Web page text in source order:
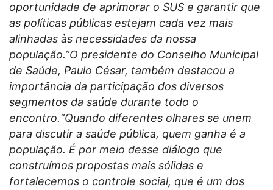
oportunidade de aprimorar o SUS e garantir que
as políticas públicas estejam cada vez mais
alinhadas às necessidades da nossa
população.”O presidente do Conselho Municipal
de Saúde, Paulo César, também destacou a
importância da participação dos diversos
segmentos da saúde durante todo o
encontro.“Quando diferentes olhares se unem
para discutir a saúde pública, quem ganha é a
população. É por meio desse diálogo que
construímos propostas mais sólidas e
fortalecemos o controle social, que é um dos